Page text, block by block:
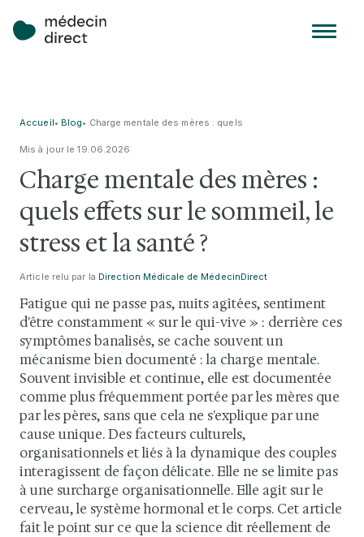
Accueil• Blog• Charge mentale des mères : quels
la santé ?
Charge mentale des mères :
quels effets sur le sommeil, le
stress et la santé ?
Mis à jour le19.06.2026
Article relu par la Direction Médicale de MédecinDirect
Fatigue qui ne passe pas, nuits agitées, sentiment
d'être constamment « sur le qui-vive » : derrière ces
symptômes banalisés, se cache souvent un
mécanisme bien documenté : la charge mentale.
Souvent invisible et continue, elle est documentée
comme plus fréquemment portée par les mères que
par les pères, sans que cela ne s'explique par une
cause unique. Des facteurs culturels,
organisationnels et liés à la dynamique des couples
interagissent de façon délicate. Elle ne se limite pas
à une surcharge organisationnelle. Elle agit sur le
cerveau, le système hormonal et le corps. Cet article
fait le point sur ce que la science dit réellement de